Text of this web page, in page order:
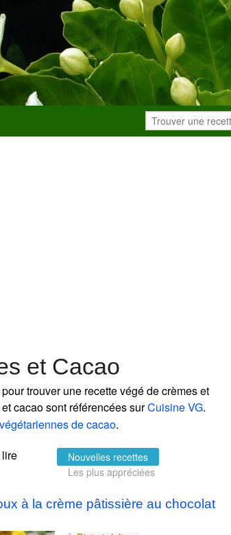
et Cacao
trouver une recette végé de crèmes et
cacao sont référencées surCuisine VG.
de cacao.
Nouvelles recettes
Les plus appréciées
à la crème pâtissière au chocolat